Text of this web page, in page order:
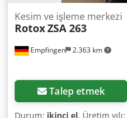
Empfingen 2.363 km
Kesim ve işleme merkezi
RotoxZSA 263
Talep etmek
Durum: ikinci el, Üretim yılı: